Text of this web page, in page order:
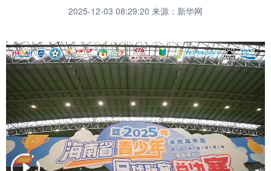
2025-12-03 08:29:20 来源：新华网